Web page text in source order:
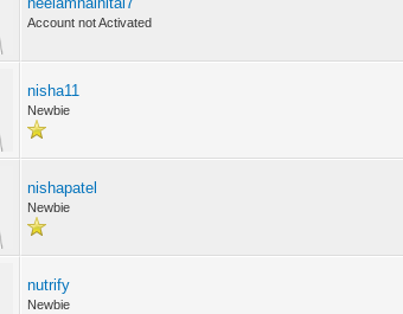
Account not Activated
nisha11
Newbie
nishapatel
Newbie
nutrify
Newbie